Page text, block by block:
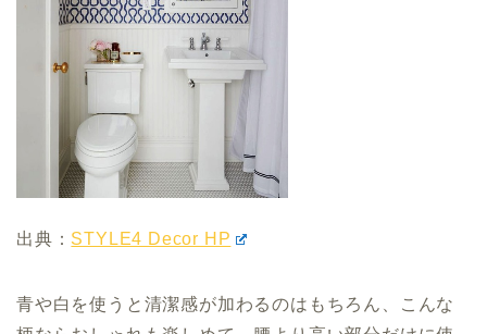
出典： STYLE4 Decor HP
青や白を使うと清潔感が加わるのはもちろん、こんな